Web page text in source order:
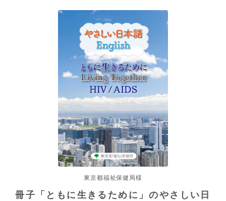
東京都福祉保健局様
冊子「ともに生きるために」のやさしい日